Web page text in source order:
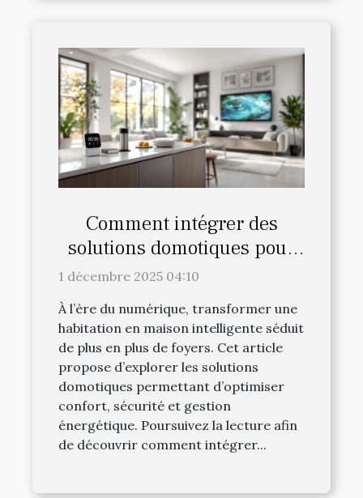
Comment intégrer des
solutions domotiques pour
une maison intelligente ?
1 décembre 2025 04:10
À l’ère du numérique, transformer une
habitation en maison intelligente séduit
de plus en plus de foyers. Cet article
propose d’explorer les solutions
domotiques permettant d’optimiser
confort, sécurité et gestion
énergétique. Poursuivez la lecture afin
de découvrir comment intégrer...